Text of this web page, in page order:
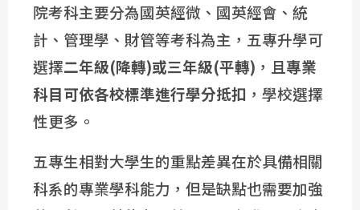
院考科主要分為國英經微、國英經會、統
計、管理學、財管等考科為主，五專升學可
選擇二年級(降轉)或三年級(平轉) ，且專業
科目可依各校標準進行學分抵扣 ，學校選擇
性更多。
五專生相對大學生的重點差異在於具備相關
科系的專業學科能力，但是缺點也需要加強